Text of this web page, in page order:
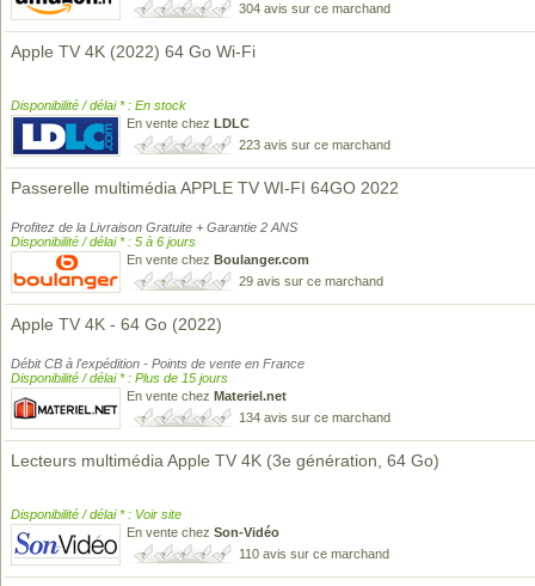
304 avis sur ce marchand
Apple TV 4K (2022) 64 Go Wi-Fi
Disponibilité / délai * : En stock
En vente chez LDLC
223 avis sur ce marchand
Passerelle multimédia APPLE TV WI-FI 64GO 2022
Profitez de la Livraison Gratuite + Garantie 2 ANS
Disponibilité / délai * : 5 à 6 jours
En vente chez Boulanger.com
29 avis sur ce marchand
Apple TV 4K - 64 Go (2022)
Débit CB à l'expédition - Points de vente en France
Disponibilité / délai * : Plus de 15 jours
En vente chez Materiel.net
134 avis sur ce marchand
Lecteurs multimédia Apple TV 4K (3e génération, 64 Go)
Disponibilité / délai * : Voir site
En vente chez Son-Vidéo
110 avis sur ce marchand